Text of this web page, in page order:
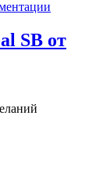
SB от